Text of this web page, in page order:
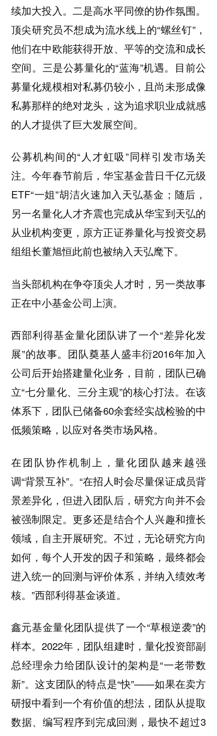
续加大投入。二是高水平同僚的协作氛围。
顶尖研究员不想成为流水线上的“螺丝钉”，
他们在中欧能获得开放、平等的交流和成长
空间。三是公募量化的“蓝海”机遇。目前公
募量化规模相对私募仍较小，且尚未形成像
私募那样的绝对龙头，这为追求职业成就感
的人才提供了巨大发展空间。
公募机构间的“人才虹吸”同样引发市场关
注。今年春节前后，华宝基金昔日千亿元级
ETF“一姐”胡洁火速加入天弘基金；随后，
另一名量化人才齐震也完成从华宝到天弘的
从业机构变更，原方正证券量化与投资交易
组组长董旭恒此前也被纳入天弘麾下。
当头部机构在争夺顶尖人才时，另一类故事
正在中小基金公司上演。
西部利得基金量化团队讲了一个“差异化发
展”的故事。团队奠基人盛丰衍2016年加入
公司后开始搭建量化业务，目前，团队已确
立“七分量化、三分主观”的核心打法。在该
体系下，团队已储备60余套经实战检验的中
低频策略，以应对各类市场风格。
在团队协作机制上，量化团队越来越强
调“背景互补”。“在招人时会尽量保证成员背
景差异化，但进入团队后，研究方向并不会
被强制限定。更多还是结合个人兴趣和擅长
领域，自主开展研究。不过，无论研究方向
如何，每个人开发的因子和策略，最终都会
进入统一的回测与评价体系，并纳入绩效考
核。”西部利得基金谈道。
鑫元基金量化团队提供了一个“草根逆袭”的
样本。2022年，团队组建时，量化投资部副
总经理余力给团队设计的架构是“一老带数
新”。这支团队的特点是“快”——如果在卖方
研报中看到一个有价值的想法，团队从提取
数据、编写程序到完成回测，最快不超过3